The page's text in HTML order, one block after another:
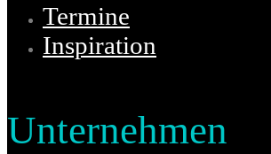
Termine
Inspiration
Unternehmen